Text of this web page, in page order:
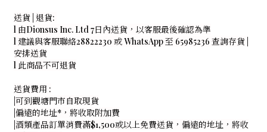
送貨 | 退貨:
l 由Dionsus Inc. Ltd 7日內送貨，以客服最後確認為準
l 建議與客服聯絡28822230 或 WhatsApp 至 65985236 查詢存貨 |
安排送貨
l 此商品不可退貨
送貨費用 :
|可到觀塘門市自取現貨
|偏遠的地址*，將收取附加費
|酒類產品訂單消費滿$1,500或以上免費送貨，偏遠的地址，將收